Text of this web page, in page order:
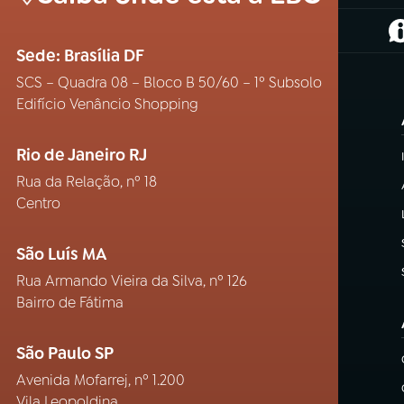
Sede: Brasília DF
SCS – Quadra 08 – Bloco B 50/60 – 1º Subsolo
Edifício Venâncio Shopping
Rio de Janeiro RJ
Rua da Relação, nº 18
Centro
São Luís MA
Rua Armando Vieira da Silva, nº 126
Bairro de Fátima
São Paulo SP
Avenida Mofarrej, nº 1.200